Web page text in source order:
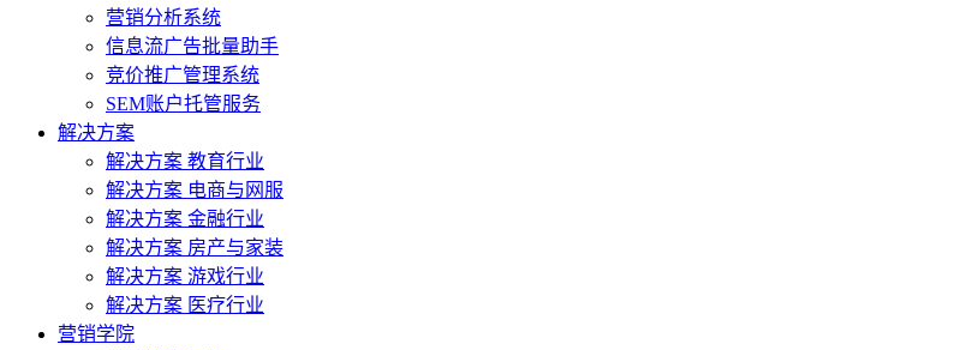
营销分析系统
信息流广告批量助手
竞价推广管理系统
SEM账户托管服务
解决方案
解决方案 教育行业
解决方案 电商与网服
解决方案 金融行业
解决方案 房产与家装
解决方案 游戏行业
解决方案 医疗行业
营销学院